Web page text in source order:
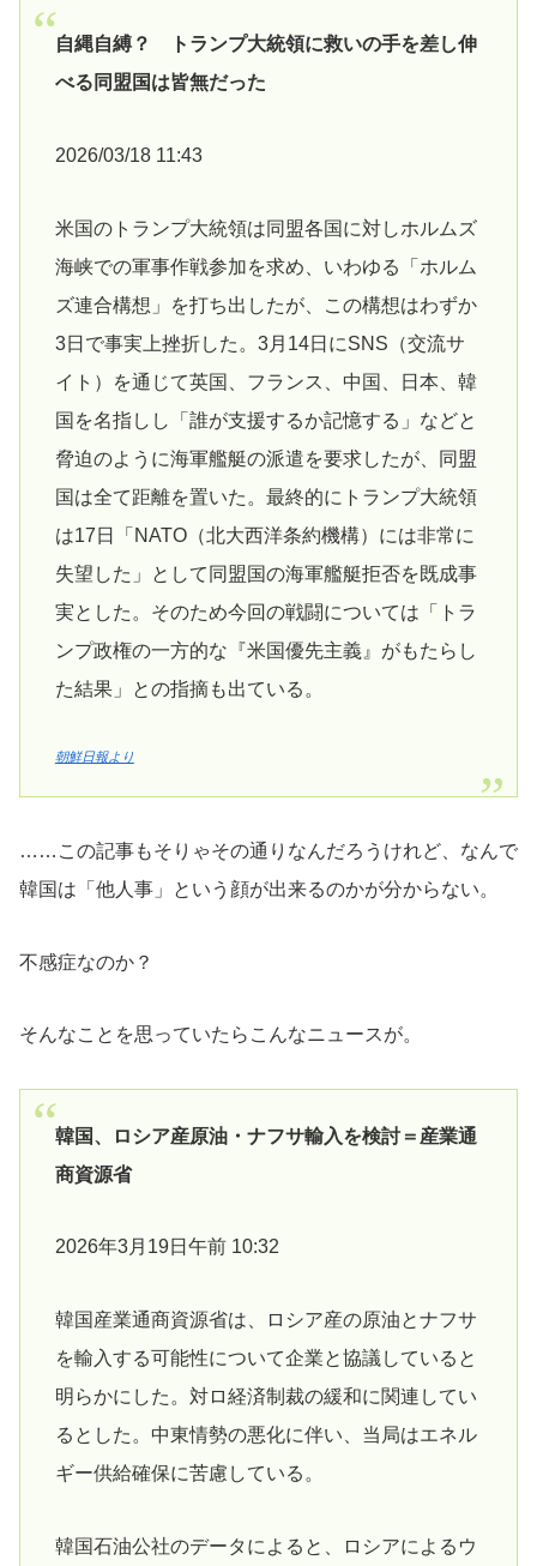
自縄自縛？ トランプ大統領に救いの手を差し伸
べる同盟国は皆無だった
2026/03/18 11:43
米国のトランプ大統領は同盟各国に対しホルムズ
海峡での軍事作戦参加を求め、いわゆる「ホルム
ズ連合構想」を打ち出したが、この構想はわずか
3日で事実上挫折した。3月14日にSNS（交流サ
イト）を通じて英国、フランス、中国、日本、韓
国を名指しし「誰が支援するか記憶する」などと
脅迫のように海軍艦艇の派遣を要求したが、同盟
国は全て距離を置いた。最終的にトランプ大統領
は17日「NATO（北大西洋条約機構）には非常に
失望した」として同盟国の海軍艦艇拒否を既成事
実とした。そのため今回の戦闘については「トラ
ンプ政権の一方的な『米国優先主義』がもたらし
た結果」との指摘も出ている。
朝鮮日報より
……この記事もそりゃその通りなんだろうけれど、なんで
韓国は「他人事」という顔が出来るのかが分からない。
不感症なのか？
そんなことを思っていたらこんなニュースが。
韓国、ロシア産原油・ナフサ輸入を検討＝産業通
商資源省
2026年3月19日午前 10:32
韓国産業通商資源省は、ロシア産の原油とナフサ
を輸入する可能性‌について企業と協議していると
明らかにした。対ロ経済制裁の緩和に関連してい
るとした。中東情勢の悪化⁠に伴い、当局はエネル
ギー供給確保に苦慮している。
韓国石油公社のデータによると、ロシアによるウ